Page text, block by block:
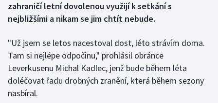
Futsal
Golf
Gymnastika
Házená
zahraničí letní dovolenou využijí k setkání s
nejbližšími a nikam se jim chtít nebude.
"Už jsem se letos nacestoval dost, léto strávím doma.
Tam si nejlépe odpočinu," prohlásil obránce
Leverkusenu Michal Kadlec, jenž bude během léta
doléčovat řadu drobných zranění, která během sezony
nasbíral.